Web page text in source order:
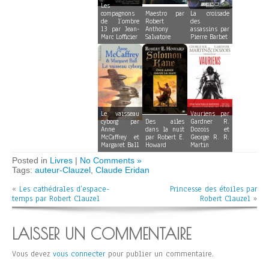
Les
compagnons
de l’ombre
13 par Jean-
Marc Lofficier
Maestro par
Robert
Anthony
Salvatore
La croisade
des
assassins par
Pierre Barbet
Le vaisseau
cyborg par
Anne
McCaffrey et
Margaret Ball
Des ailes
dans la nuit
par Robert E.
Howard
Vauriens par
Gardner R.
Dozois et
George R. R.
Martin
Posted in Livres | No Comments »
Tags: auteur-Clauzel, Claude Eridan
« Les cathédrales d’espace-
temps par Robert Clauzel
Princesse des étoiles par
Robert Clauzel »
LAISSER UN COMMENTAIRE
Vous devez vous connecter pour publier un commentaire.